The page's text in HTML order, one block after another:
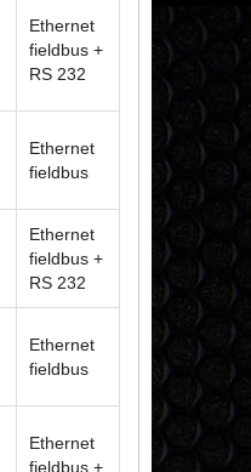
Ethernet
fieldbus +
RS 232
Ethernet
fieldbus
Ethernet
fieldbus +
RS 232
Ethernet
fieldbus
Ethernet
fieldbus +